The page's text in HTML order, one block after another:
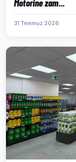
Motorine zam...
31 Temmuz 2026